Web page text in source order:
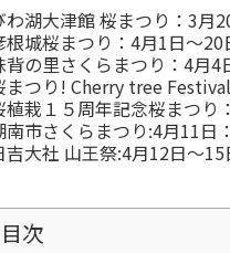
わ湖大津館 桜まつり：3月
根城桜まつり：4月1日～20
背の里さくらまつり：4月4
まつり! Cherry tree
植栽１５周年記念桜まつり
南市さくらまつり:4月11日
吉大社 山王祭:4月12日～
目次